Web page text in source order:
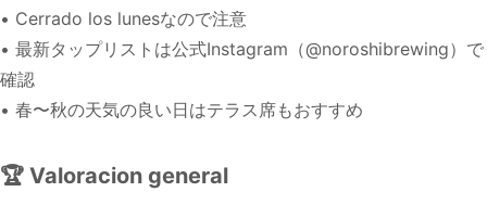
• Cerrado los lunesなので注意
• 最新タップリストは公式Instagram（@noroshibrewing）で
確認
• 春〜秋の天気の良い日はテラス席もおすすめ
🏆 Valoracion general